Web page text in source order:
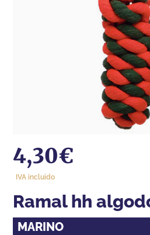
4,30€
IVA incluido
ramal hh